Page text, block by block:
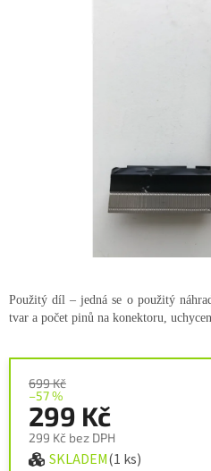
699 Kč
–57 %
299 Kč
299 Kč bez DPH
Měrná cena:
SKLADEM(1 ks)
Použitý díl – jedná se o použitý
tvar a počet pinů na konektoru,